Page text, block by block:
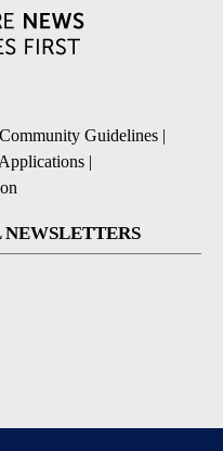
Community Guidelines |
|